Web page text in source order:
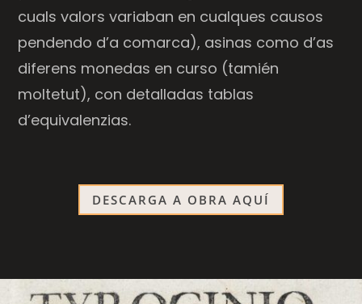
cuals valors variaban en cualques causos
pendendo d’a comarca), asinas como d’as
diferens monedas en curso (tamién
moltetut), con detalladas tablas
d’equivalenzias.
DESCARGA A OBRA AQUÍ